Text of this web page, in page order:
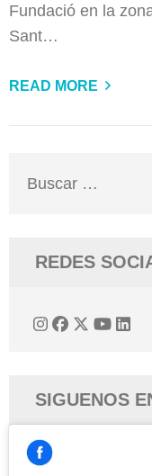
Fundació en la
Sant…
READ MORE
REDES
SIGUENOS